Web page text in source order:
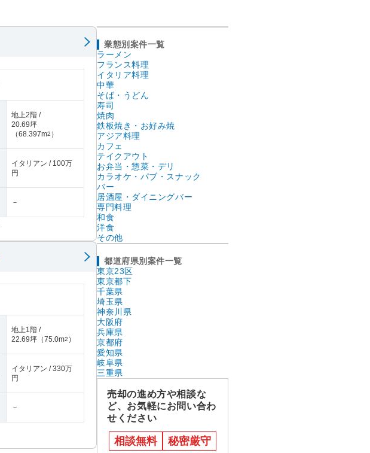
地上2階 /
20.69坪
（68.397m2 ）
イタリアン / 100万
円
－
地上1階 /
22.69坪 （75.0m2 ）
イタリアン / 330万
円
－
業態別案件一覧
ラーメン
フランス料理
イタリア料理
中華
そば・うどん
寿司
焼肉
鉄板焼き・お好み焼
アジア料理
カフェ
テイクアウト
お弁当・惣菜・デリ
カラオケ・パブ・スナック
バー
居酒屋・ダイニングバー
専門料理
和食
洋食
その他
都道府県別案件一覧
東京23区
東京都下
千葉県
埼玉県
神奈川県
大阪府
兵庫県
京都府
愛知県
岐阜県
三重県
売却の進め方や相談な
ど、お気軽にお問い合わ
せください
相談無料 秘密厳守